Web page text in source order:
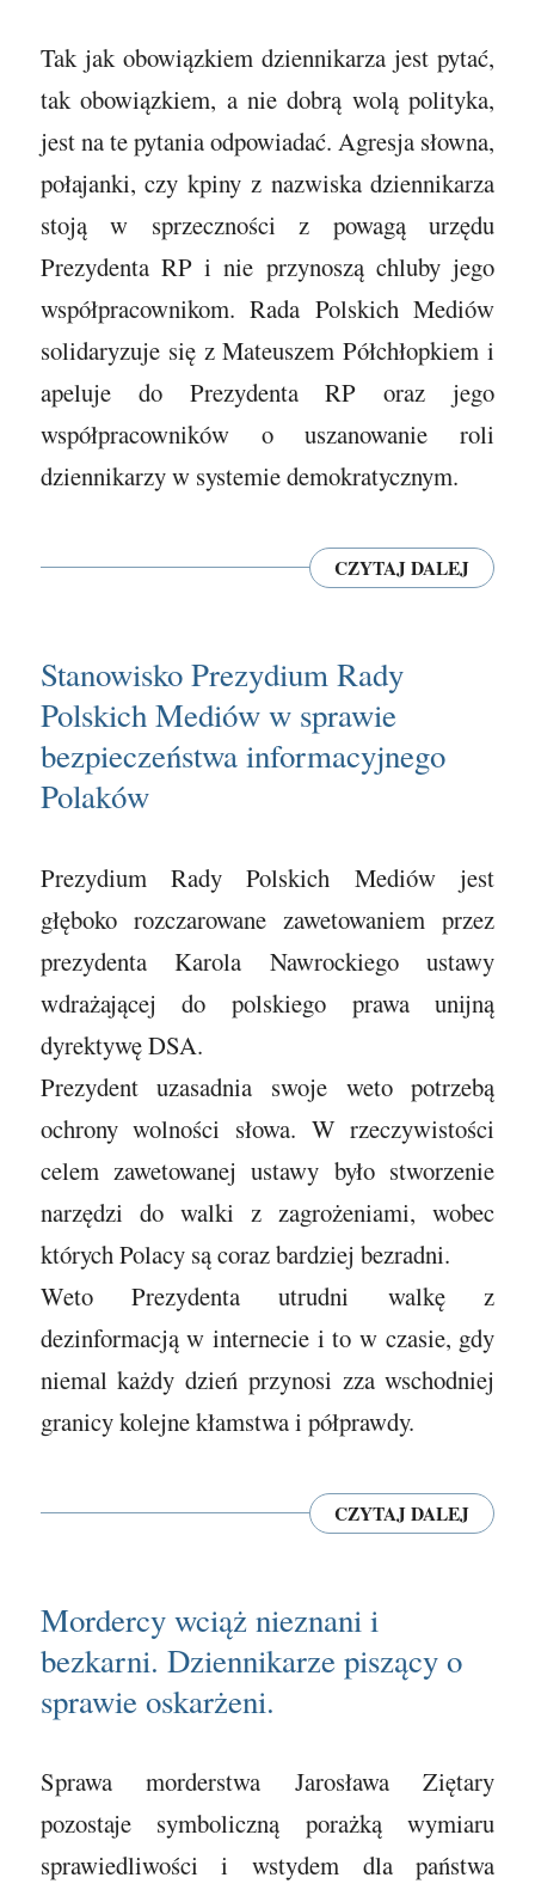
Tak jak obowiązkiem dziennikarza jest pytać,
tak obowiązkiem, a nie dobrą wolą polityka,
jest na te pytania odpowiadać. Agresja słowna,
połajanki, czy kpiny z nazwiska dziennikarza
stoją w sprzeczności z powagą urzędu
Prezydenta RP i nie przynoszą chluby jego
współpracownikom. Rada Polskich Mediów
solidaryzuje się z Mateuszem Półchłopkiem i
apeluje do Prezydenta RP oraz jego
współpracowników o uszanowanie roli
dziennikarzy w systemie demokratycznym.
CZYTAJ DALEJ
Stanowisko Prezydium Rady
Polskich Mediów w sprawie
bezpieczeństwa informacyjnego
Polaków
Prezydium Rady Polskich Mediów jest
głęboko rozczarowane zawetowaniem przez
prezydenta Karola Nawrockiego ustawy
wdrażającej do polskiego prawa unijną
dyrektywę DSA.
Prezydent uzasadnia swoje weto potrzebą
ochrony wolności słowa. W rzeczywistości
celem zawetowanej ustawy było stworzenie
narzędzi do walki z zagrożeniami, wobec
których Polacy są coraz bardziej bezradni.
Weto Prezydenta utrudni walkę z
dezinformacją w internecie i to w czasie, gdy
niemal każdy dzień przynosi zza wschodniej
granicy kolejne kłamstwa i półprawdy.
CZYTAJ DALEJ
Mordercy wciąż nieznani i
bezkarni. Dziennikarze piszący o
sprawie oskarżeni.
Sprawa morderstwa Jarosława Ziętary
pozostaje symboliczną porażką wymiaru
sprawiedliwości i wstydem dla państwa